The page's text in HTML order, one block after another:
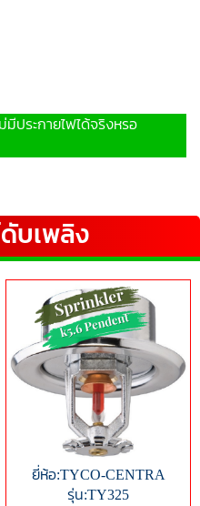
ประกายไฟได้จริงหรอ
บเพลิง
ยี่ห้อ:TYCO-CENTRA
รุ่น:TY325